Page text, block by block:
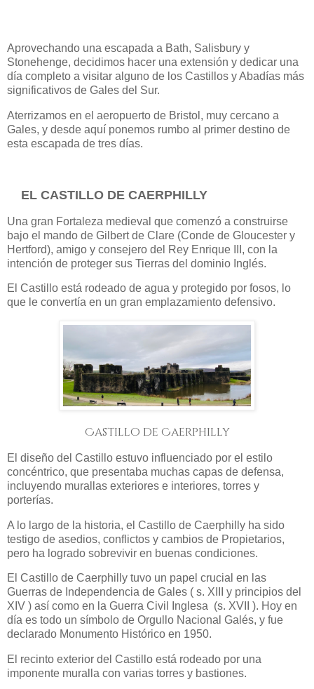
Aprovechando una escapada a Bath, Salisbury y
Stonehenge, decidimos hacer una extensión y dedicar una
día completo a visitar alguno de los Castillos y Abadías más
significativos de Gales del Sur.
Aterrizamos en el aeropuerto de Bristol, muy cercano a
Gales, y desde aquí ponemos rumbo al primer destino de
esta escapada de tres días.
EL CASTILLO DE CAERPHILLY
Una gran Fortaleza medieval que comenzó a construirse
bajo el mando de Gilbert de Clare (Conde de Gloucester y
Hertford), amigo y consejero del Rey Enrique III, con la
intención de proteger sus Tierras del dominio Inglés.
El Castillo está rodeado de agua y protegido por fosos, lo
que le convertía en un gran emplazamiento defensivo.
Castillo de Caerphilly
El diseño del Castillo estuvo influenciado por el estilo
concéntrico, que presentaba muchas capas de defensa,
incluyendo murallas exteriores e interiores, torres y
porterías.
A lo largo de la historia, el Castillo de Caerphilly ha sido
testigo de asedios, conflictos y cambios de Propietarios,
pero ha logrado sobrevivir en buenas condiciones.
El Castillo de Caerphilly tuvo un papel crucial en las
Guerras de Independencia de Gales ( s. XIII y principios del
XIV ) así como en la Guerra Civil Inglesa (s. XVII ). Hoy en
día es todo un símbolo de Orgullo Nacional Galés, y fue
declarado Monumento Histórico en 1950.
El recinto exterior del Castillo está rodeado por una
imponente muralla con varias torres y bastiones.